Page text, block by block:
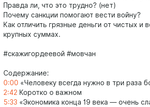
Правда ли, что это трудно? (нет)
Почему санкции помогают вести войну?
Как отличить грязные деньги от чистых и
крупных суммах.
#скажигордеевой #мовчан
Содержание:
0:00 «Человеку всегда нужно в три раза
2:42 Коротко о важном
5:33 «Экономика конца 19 века — очень